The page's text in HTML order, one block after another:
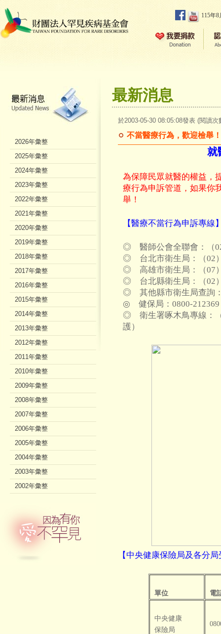
115年
最新消息
於2003-05-30 08:05:08發表 (閱讀次
不當醫療行為，歡迎檢舉！
就
為保障民眾就醫的權益，
療行為申訴管道，如果你
舉！
【醫療不當行為申訴專線
◎ 醫師公會全聯會：（
◎ 台北市衛生局：（02
◎ 高雄市衛生局：（07
◎ 台北縣衛生局：（02
◎ 其他縣市衛生局查詢
◎ 健保局：0800-212369
◎ 衛生署啄木鳥專線：
護）
【中央健康保險局及各分
單位 電
中央健康
保險局
2026年彙整
2025年彙整
2024年彙整
2023年彙整
2022年彙整
2021年彙整
2020年彙整
2019年彙整
2018年彙整
2017年彙整
2016年彙整
2015年彙整
2014年彙整
2013年彙整
2012年彙整
2011年彙整
2010年彙整
2009年彙整
2008年彙整
2007年彙整
2006年彙整
2005年彙整
2004年彙整
2003年彙整
2002年彙整